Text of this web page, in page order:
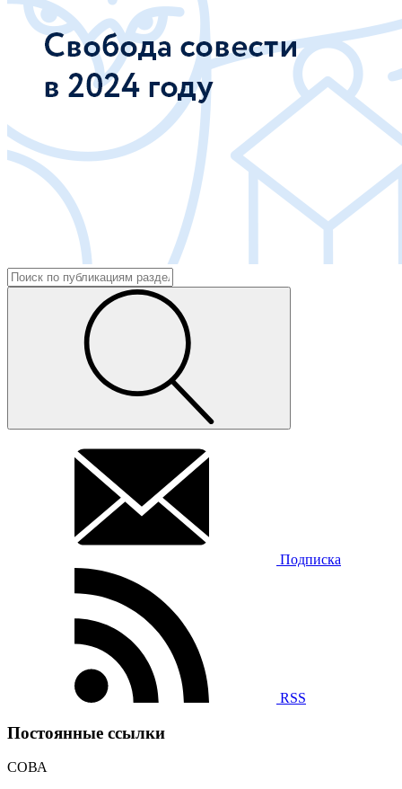
Подписка
RSS
Постоянные ссылки
СОВА